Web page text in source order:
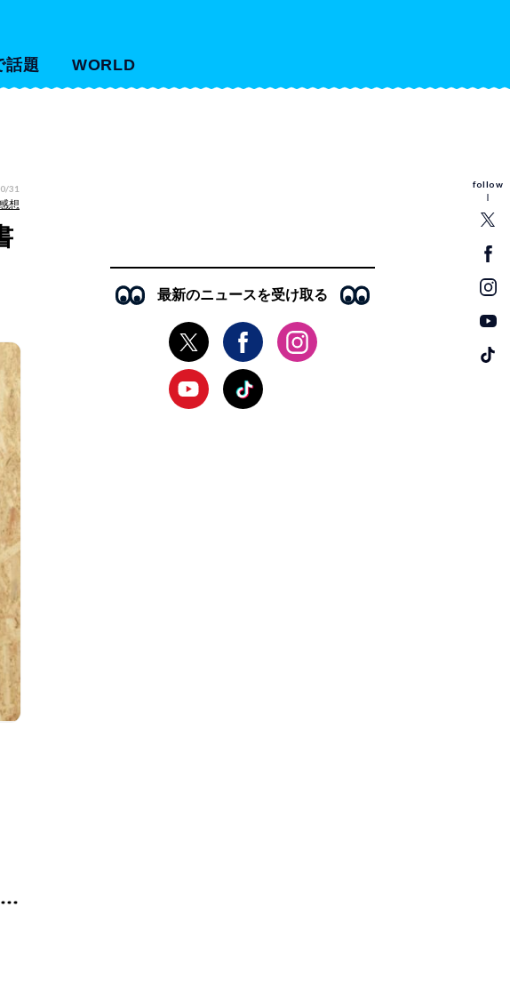
話題 WORLD
follow
31
想
最新のニュースを受け取る